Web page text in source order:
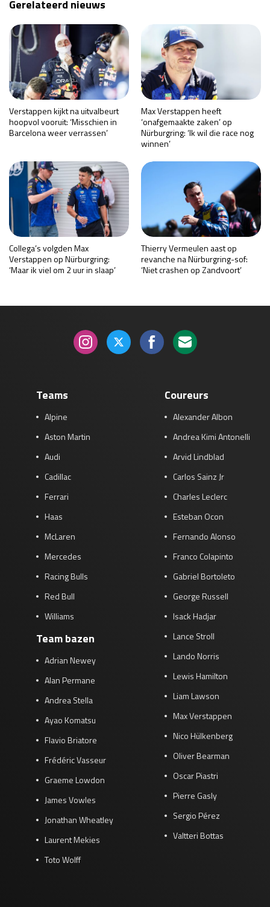
Gerelateerd nieuws
Verstappen kijkt na uitvalbeurt
hoopvol vooruit: ‘Misschien in
Barcelona weer verrassen’
Max Verstappen heeft
‘onafgemaakte zaken’ op
Nürburgring: ‘Ik wil die race nog
winnen’
Collega’s volgden Max
Verstappen op Nürburgring:
‘Maar ik viel om 2 uur in slaap’
Thierry Vermeulen aast op
revanche na Nürburgring-sof:
‘Niet crashen op Zandvoort’
Teams
Alpine
Aston Martin
Audi
Cadillac
Ferrari
Haas
McLaren
Mercedes
Racing Bulls
Red Bull
Williams
Team bazen
Adrian Newey
Alan Permane
Andrea Stella
Ayao Komatsu
Flavio Briatore
Frédéric Vasseur
Graeme Lowdon
James Vowles
Jonathan Wheatley
Laurent Mekies
Toto Wolff
Coureurs
Alexander Albon
Andrea Kimi Antonelli
Arvid Lindblad
Carlos Sainz Jr
Charles Leclerc
Esteban Ocon
Fernando Alonso
Franco Colapinto
Gabriel Bortoleto
George Russell
Isack Hadjar
Lance Stroll
Lando Norris
Lewis Hamilton
Liam Lawson
Max Verstappen
Nico Hülkenberg
Oliver Bearman
Oscar Piastri
Pierre Gasly
Sergio Pérez
Valtteri Bottas